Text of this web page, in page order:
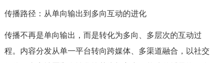
传播路径：从单向输出到多向互动的进化
传播不再是单向输出，而是转化为多向、多层次的互动过
程。内容分发从单一平台转向跨媒体、多渠道融合，以社交